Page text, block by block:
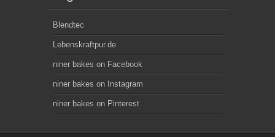
Blendtec
Lebenskraftpur.de
niner bakes on Facebook
niner bakes on Instagram
niner bakes on Pinterest